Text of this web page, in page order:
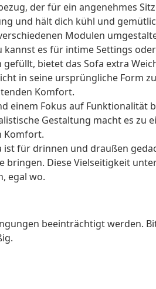
der für ein angenehmes
und hält dich kühl und
Modulen
es für intime Settings
gefüllt, bietet das Sofa extra
in seine ursprüngliche Form
Komfort.
einem Fokus auf Funktionalität
Gestaltung macht es zu
Komfort.
ist für drinnen und draußen
bringen. Diese Vielseitigkeit
egal wo.
beeinträchtigt werden.